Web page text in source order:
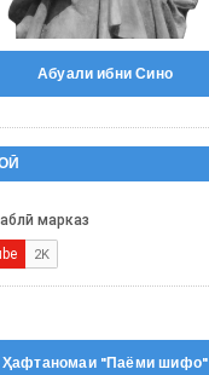
Абуали ибни Сино
Ҳафтаномаи "Паёми шифо"